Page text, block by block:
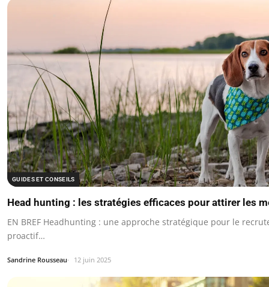
GUIDES ET CONSEILS
Head hunting : les stratégies efficaces pour attirer les
EN BREF Headhunting : une approche stratégique pour le
proactif…
Sandrine Rousseau 12 juin 2025